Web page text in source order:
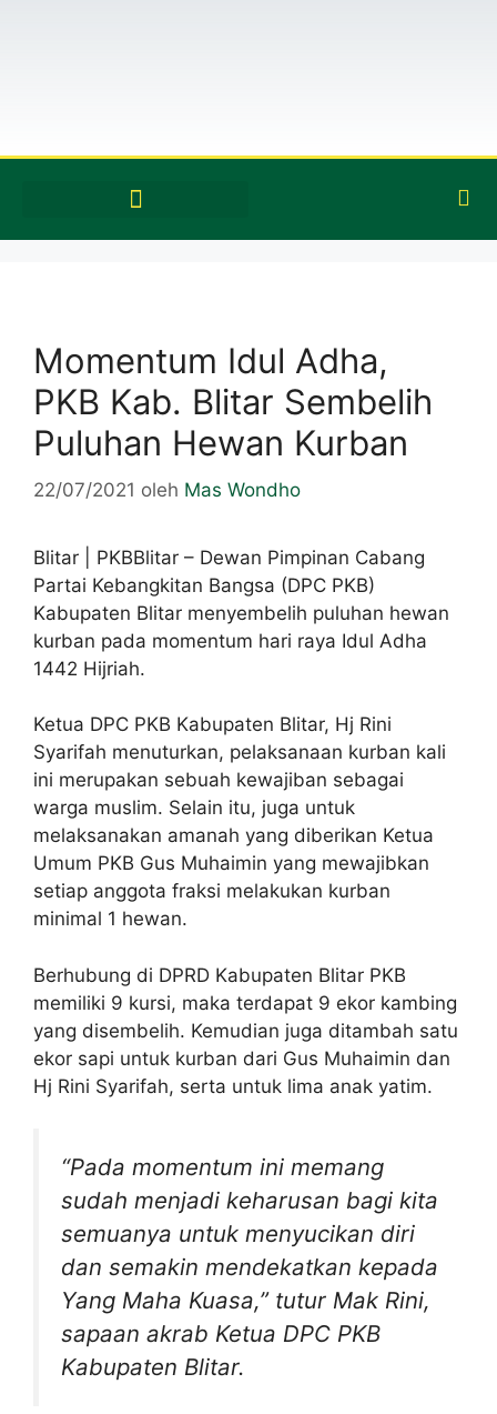
Momentum Idul Adha,
PKB Kab. Blitar Sembelih
Puluhan Hewan Kurban
22/07/2021 oleh Mas Wondho
Blitar | PKBBlitar – Dewan Pimpinan Cabang
Partai Kebangkitan Bangsa (DPC PKB)
Kabupaten Blitar menyembelih puluhan hewan
kurban pada momentum hari raya Idul Adha
1442 Hijriah.
Ketua DPC PKB Kabupaten Blitar, Hj Rini
Syarifah menuturkan, pelaksanaan kurban kali
ini merupakan sebuah kewajiban sebagai
warga muslim. Selain itu, juga untuk
melaksanakan amanah yang diberikan Ketua
Umum PKB Gus Muhaimin yang mewajibkan
setiap anggota fraksi melakukan kurban
minimal 1 hewan.
Berhubung di DPRD Kabupaten Blitar PKB
memiliki 9 kursi, maka terdapat 9 ekor kambing
yang disembelih. Kemudian juga ditambah satu
ekor sapi untuk kurban dari Gus Muhaimin dan
Hj Rini Syarifah, serta untuk lima anak yatim.
“Pada momentum ini memang
sudah menjadi keharusan bagi kita
semuanya untuk menyucikan diri
dan semakin mendekatkan kepada
Yang Maha Kuasa,” tutur Mak Rini,
sapaan akrab Ketua DPC PKB
Kabupaten Blitar.